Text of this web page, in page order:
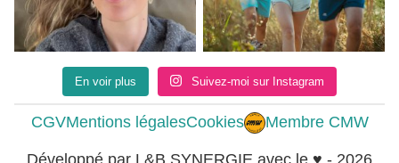
En voir plus Suivez-moi sur Instagram
CGVMentions légalesCookies Membre CMW
Développé par L&B SYNERGIE avec le ♥ - 2026